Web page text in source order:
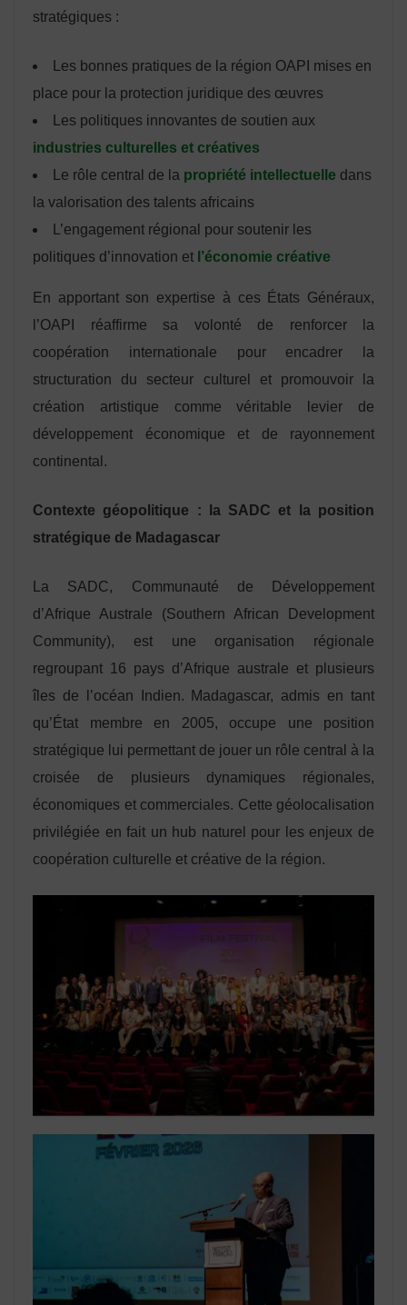
stratégiques :
Les bonnes pratiques de la région OAPI mises en
place pour la protection juridique des œuvres
Les politiques innovantes de soutien aux
industries culturelles et créatives
Le rôle central de la propriété intellectuelle dans
la valorisation des talents africains
L’engagement régional pour soutenir les
politiques d’innovation et l’économie créative
En apportant son expertise à ces États Généraux,
l’OAPI réaffirme sa volonté de renforcer la
coopération internationale pour encadrer la
structuration du secteur culturel et promouvoir la
création artistique comme véritable levier de
développement économique et de rayonnement
continental.
Contexte géopolitique : la SADC et la position
stratégique de Madagascar
La SADC, Communauté de Développement
d’Afrique Australe (Southern African Development
Community), est une organisation régionale
regroupant 16 pays d’Afrique australe et plusieurs
îles de l’océan Indien. Madagascar, admis en tant
qu’État membre en 2005, occupe une position
stratégique lui permettant de jouer un rôle central à la
croisée de plusieurs dynamiques régionales,
économiques et commerciales. Cette géolocalisation
privilégiée en fait un hub naturel pour les enjeux de
coopération culturelle et créative de la région.